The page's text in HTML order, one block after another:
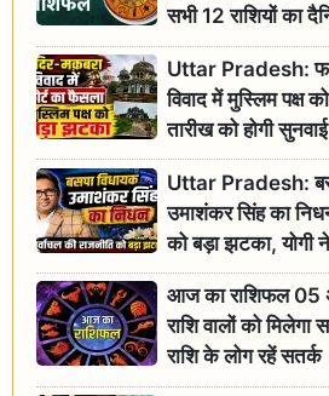
सभी 12 राशियों का
Uttar Pradesh:
विवाद में मुस्लिम पक्ष
तारीख को होगी सुनवाई
Uttar Pradesh:
उमाशंकर सिंह का
को बड़ा झटका, योगी
आज का राशिफल 05
राशि वालों को
राशि के लोग रहें सतर्क